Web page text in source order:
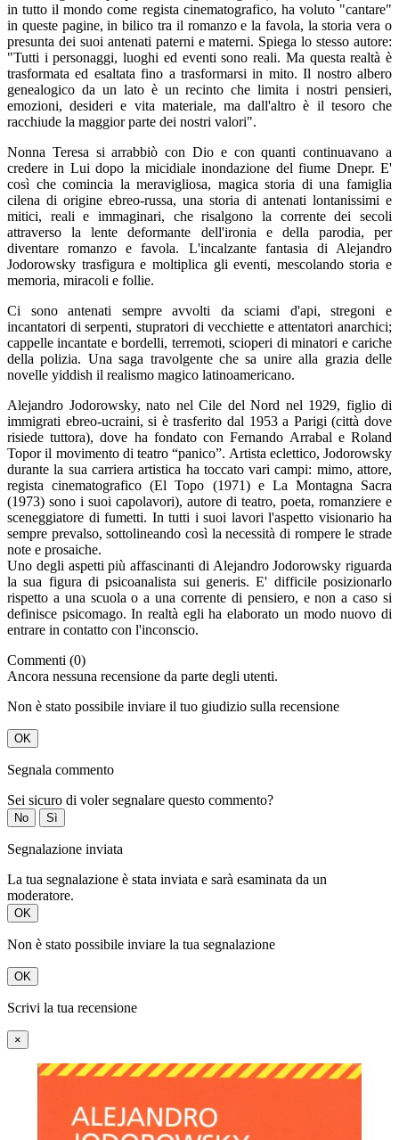
in tutto il mondo come regista cinematografico, ha voluto "cantare"
in queste pagine, in bilico tra il romanzo e la favola, la storia vera o
presunta dei suoi antenati paterni e materni. Spiega lo stesso autore:
"Tutti i personaggi, luoghi ed eventi sono reali. Ma questa realtà è
trasformata ed esaltata fino a trasformarsi in mito. Il nostro albero
genealogico da un lato è un recinto che limita i nostri pensieri,
emozioni, desideri e vita materiale, ma dall'altro è il tesoro che
racchiude la maggior parte dei nostri valori".
Nonna Teresa si arrabbiò con Dio e con quanti continuavano a
credere in Lui dopo la micidiale inondazione del fiume Dnepr. E'
così che comincia la meravigliosa, magica storia di una famiglia
cilena di origine ebreo-russa, una storia di antenati lontanissimi e
mitici, reali e immaginari, che risalgono la corrente dei secoli
attraverso la lente deformante dell'ironia e della parodia, per
diventare romanzo e favola. L'incalzante fantasia di Alejandro
Jodorowsky trasfigura e moltiplica gli eventi, mescolando storia e
memoria, miracoli e follie.
Ci sono antenati sempre avvolti da sciami d'api, stregoni e
incantatori di serpenti, stupratori di vecchiette e attentatori anarchici;
cappelle incantate e bordelli, terremoti, scioperi di minatori e cariche
della polizia. Una saga travolgente che sa unire alla grazia delle
novelle yiddish il realismo magico latinoamericano.
Alejandro Jodorowsky, nato nel Cile del Nord nel 1929, figlio di
immigrati ebreo-ucraini, si è trasferito dal 1953 a Parigi (città dove
risiede tuttora), dove ha fondato con Fernando Arrabal e Roland
Topor il movimento di teatro “panico”. Artista eclettico, Jodorowsky
durante la sua carriera artistica ha toccato vari campi: mimo, attore,
regista cinematografico (El Topo (1971) e La Montagna Sacra
(1973) sono i suoi capolavori), autore di teatro, poeta, romanziere e
sceneggiatore di fumetti. In tutti i suoi lavori l'aspetto visionario ha
sempre prevalso, sottolineando così la necessità di rompere le strade
note e prosaiche.
Uno degli aspetti più affascinanti di Alejandro Jodorowsky riguarda
la sua figura di psicoanalista sui generis. E' difficile posizionarlo
rispetto a una scuola o a una corrente di pensiero, e non a caso si
definisce psicomago. In realtà egli ha elaborato un modo nuovo di
entrare in contatto con l'inconscio.
Commenti (0)
Ancora nessuna recensione da parte degli utenti.
Non è stato possibile inviare il tuo giudizio sulla recensione
OK
Segnala commento
Sei sicuro di voler segnalare questo commento?
No Sì
Segnalazione inviata
La tua segnalazione è stata inviata e sarà esaminata da un
moderatore.
OK
Non è stato possibile inviare la tua segnalazione
OK
Scrivi la tua recensione
×